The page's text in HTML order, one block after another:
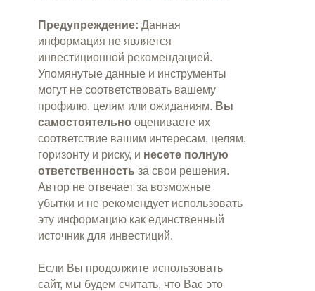
Предупреждение: Данная
информация не является
инвестиционной рекомендацией.
Упомянутые данные и инструменты
могут не соответствовать вашему
профилю, целям или ожиданиям. Вы
самостоятельно оцениваете их
соответствие вашим интересам, целям,
горизонту и риску, и несете полную
ответственность за свои решения.
Автор не отвечает за возможные
убытки и не рекомендует использовать
эту информацию как единственный
источник для инвестиций.
Если Вы продолжите использовать
сайт, мы будем считать, что Вас это